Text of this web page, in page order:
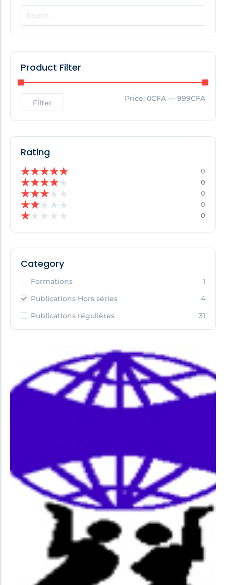
POPULAR THIS WEEK
No Posts Found!
No Posts Found!
Product Filter
Filter Price: 0CFA — 999CFA
Rating
★★★★★ 0
★★★★★ 0
★★★★ ★ 0
★★★ ★ ★ 0
★★ ★ ★ ★ 0
Category
Formations
1
Publications Hors séries
4
Publications régulières
31